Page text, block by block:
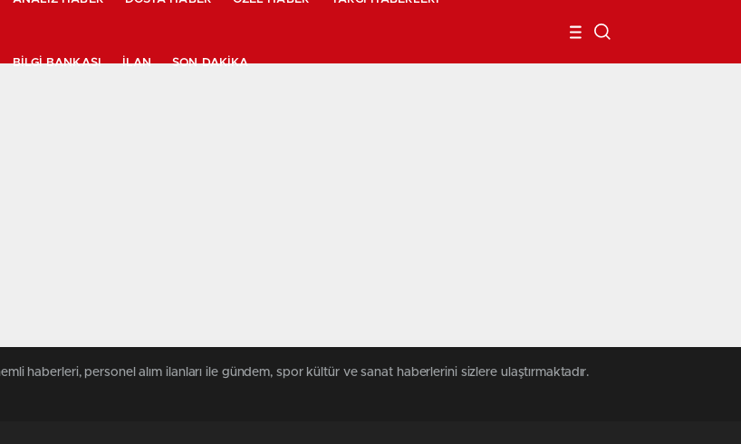
BILGI BANKASI İLAN SON DAKIKA
haberleri, personel alım ilanları ile gündem, spor kültür ve sanat haberlerini sizlere ulaştırmaktadır.